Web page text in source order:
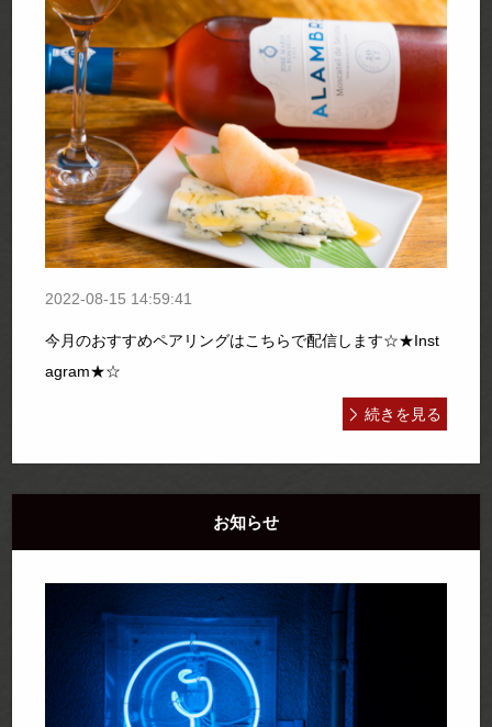
2022-08-15 14:59:41
今月のおすすめペアリングはこちらで配信します☆★Inst
agram★☆
続きを見る
お知らせ